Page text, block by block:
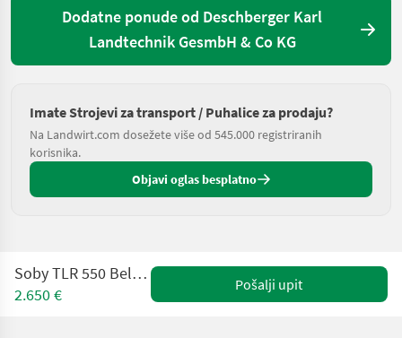
Dodatne ponude od Deschberger Karl
Landtechnik GesmbH & Co KG
Imate Strojevi za transport / Puhalice za prodaju?
Na Landwirt.com dosežete više od 545.000 registriranih
korisnika.
Objavi oglas besplatno
Soby TLR 550 Belüftungsgebläse
2.650 €
Pošalji upit